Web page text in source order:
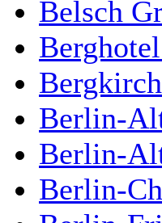
Belsch
Berlin-
Berlin-
Berlin-